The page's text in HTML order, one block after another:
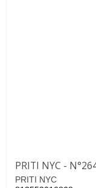
PRITI NYC -
PRITI NYC